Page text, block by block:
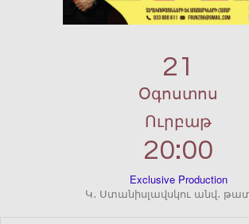
21
Օգոստոս
Ուրբաթ
20:00
Exclusive Production
Կ․ Ստանիսլավսկու անվ․